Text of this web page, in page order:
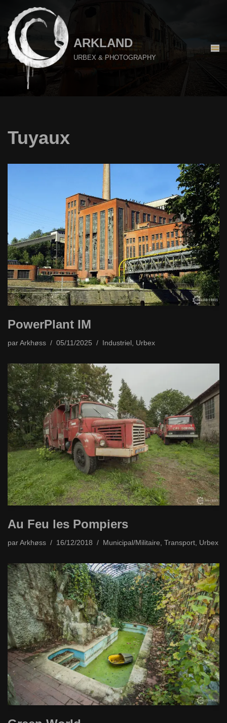
Aller
au
contenu
ARKLAND
URBEX & PHOTOGRAPHY
Tuyaux
PowerPlant IM
par Arkhøss 05/11/2025 Industriel , Urbex
Au Feu les Pompiers
par Arkhøss 16/12/2018 Municipal/Militaire, Transport, Urbex